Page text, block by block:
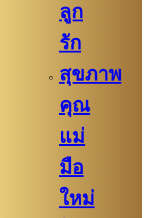
ลูก
รัก
สุขภาพ
คุณ
แม่
มือ
ใหม่